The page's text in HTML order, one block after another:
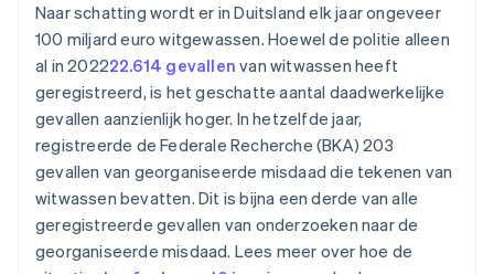
Naar schatting wordt er in Duitsland elk jaar ongeveer
100 miljard euro witgewassen. Hoewel de politie alleen
al in 202222.614 gevallen van witwassen heeft
geregistreerd, is het geschatte aantal daadwerkelijke
gevallen aanzienlijk hoger. In hetzelfde jaar,
registreerde de Federale Recherche (BKA) 203
gevallen van georganiseerde misdaad die tekenen van
witwassen bevatten. Dit is bijna een derde van alle
geregistreerde gevallen van onderzoeken naar de
georganiseerde misdaad. Lees meer over hoe de
Australië